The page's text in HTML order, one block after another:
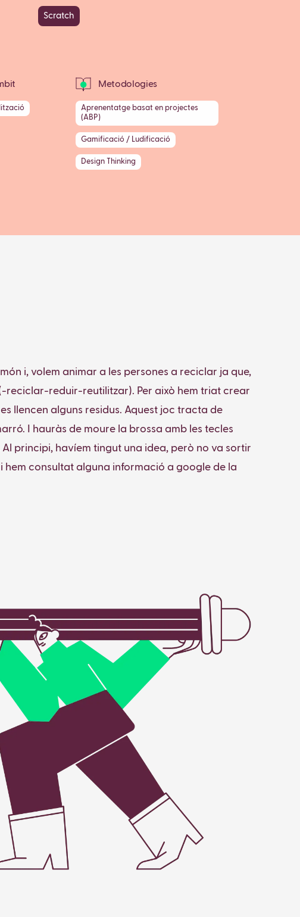
Scratch
Metodologies
Aprenentatge basat en projectes
(ABP)
Gamificació / Ludificació
Design Thinking
i, volem animar a les persones a reciclar ja que,
reciclar-reduir-reutilitzar). Per això hem triat crear
llencen alguns residus. Aquest joc tracta de
I hauràs de moure la brossa amb les tecles
principi, havíem tingut una idea, però no va sortir
hem consultat alguna informació a google de la